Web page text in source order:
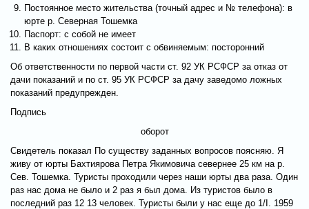
Постоянное место жительства (точный адрес и № телефона): в
юрте р. Северная Тошемка
Паспорт: с собой не имеет
В каких отношениях состоит с обвиняемым: посторонний
Об ответственности по первой части ст. 92 УК РСФСР за отказ от
дачи показаний и по ст. 95 УК РСФСР за дачу заведомо ложных
показаний предупрежден.
Подпись
оборот
Свидетель показал По существу заданных вопросов поясняю. Я
живу от юрты Бахтиярова Петра Якимовича севернее 25 км на р.
Сев. Тошемка. Туристы проходили через наши юрты два раза. Один
раз нас дома не было и 2 раз я был дома. Из туристов было в
последний раз 12 13 человек. Туристы были у нас еще до 1/I. 1959